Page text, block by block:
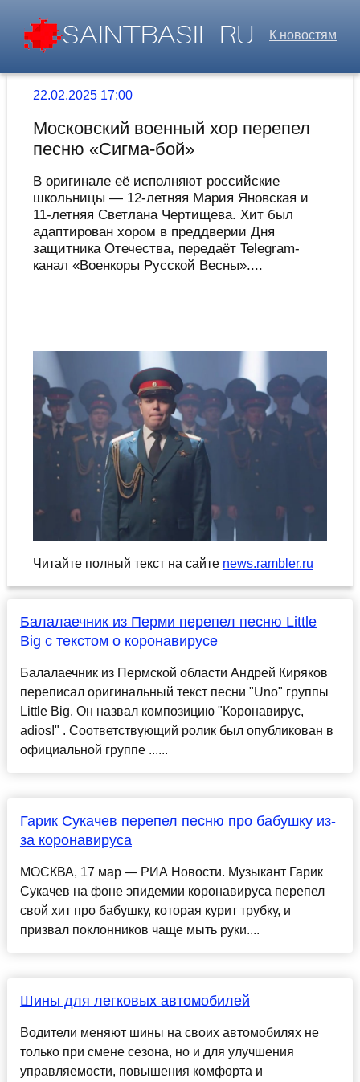
К новостям
22.02.2025 17:00
Московский военный хор перепел
песню «Сигма-бой»
В оригинале её исполняют российские
школьницы — 12-летняя Мария Яновская и
11-летняя Светлана Чертищева. Хит был
адаптирован хором в преддверии Дня
защитника Отечества, передаёт Telegram-
канал «Военкоры Русской Весны»....
Читайте полный текст на сайте news.rambler.ru
Балалаечник из Перми перепел песню Little
Big с текстом о коронавирусе
Балалаечник из Пермской области Андрей Киряков
переписал оригинальный текст песни "Uno" группы
Little Big. Он назвал композицию "Коронавирус,
adios!" . Соответствующий ролик был опубликован в
официальной группе ......
Гарик Сукачев перепел песню про бабушку из-
за коронавируса
МОСКВА, 17 мар — РИА Новости. Музыкант Гарик
Сукачев на фоне эпидемии коронавируса перепел
свой хит про бабушку, которая курит трубку, и
призвал поклонников чаще мыть руки....
Шины для легковых автомобилей
Водители меняют шины на своих автомобилях не
только при смене сезона, но и для улучшения
управляемости, повышения комфорта и